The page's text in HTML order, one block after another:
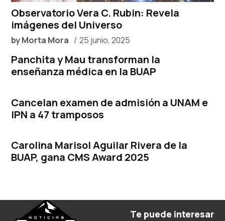
Observatorio Vera C. Rubin: Revela
imágenes del Universo
byMorta Mora 25 junio, 2025
Panchita y Mau transforman la
enseñanza médica en la BUAP
Cancelan examen de admisión a UNAM e
IPN a 47 tramposos
Carolina Marisol Aguilar Rivera de la
BUAP, gana CMS Award 2025
Te puede interesar